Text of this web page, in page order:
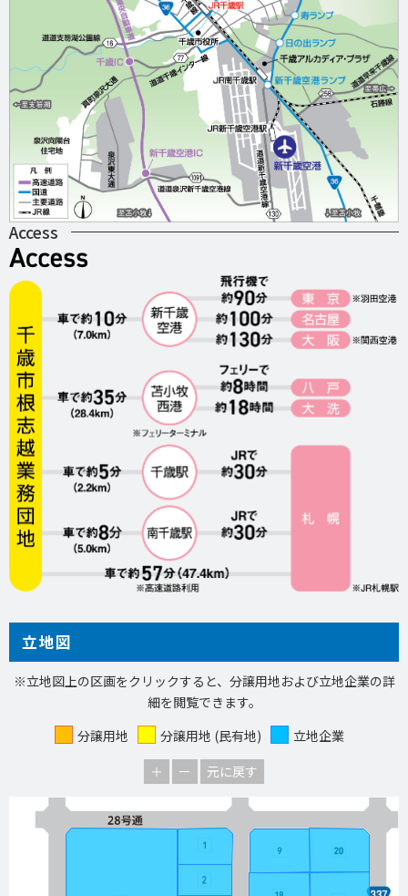
Access
立地図
※立地図上の区画をクリックすると、分譲用地および立地企業の詳
細を閲覧できます。
分譲用地
分譲用地 (民有地) 立地企業